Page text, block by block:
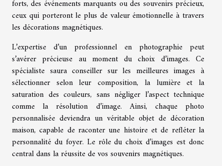
forts, des événements marquants ou des souvenirs précieux,
ceux qui porteront le plus de valeur émotionnelle à travers
les décorations magnétiques.
L’expertise d’un professionnel en photographie peut
s’avérer précieuse au moment du choix d’images. Ce
spécialiste saura conseiller sur les meilleures images à
sélectionner selon leur composition, la lumière et la
saturation des couleurs, sans négliger l’aspect technique
comme la résolution d’image. Ainsi, chaque photo
personnalisée deviendra un véritable objet de décoration
maison, capable de raconter une histoire et de refléter la
personnalité du foyer. Le rôle du choix d’images est donc
central dans la réussite de vos souvenirs magnétiques.